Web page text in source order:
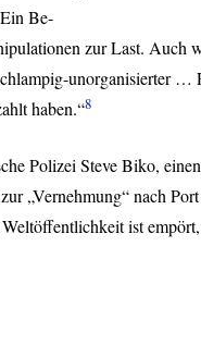
Be-
zur Last. Auch
unorganisierter …
haben.“8
Polizei Steve Biko,
„Vernehmung“ nach
ist